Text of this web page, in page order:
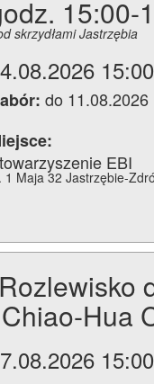
15:00-
skrzydłami Jastrzębia
do 11.08.2026
EBI
1 Maja 32 Jastrzębie-
Hua